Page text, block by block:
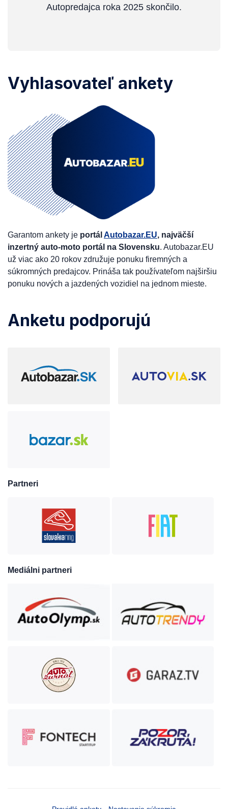
Autopredajca roka 2025 skončilo.
Vyhlasovateľ ankety
Garantom ankety je portál Autobazar.EU, najväčší
inzertný auto-moto portál na Slovensku. Autobazar.EU
už viac ako 20 rokov združuje ponuku firemných a
súkromných predajcov. Prináša tak používateľom najširšiu
ponuku nových a jazdených vozidiel na jednom mieste.
Anketu podporujú
Partneri
Mediálni partneri